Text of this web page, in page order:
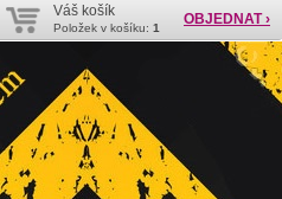
OBJEDNAT ›
Váš košík
Položek v košíku: 1